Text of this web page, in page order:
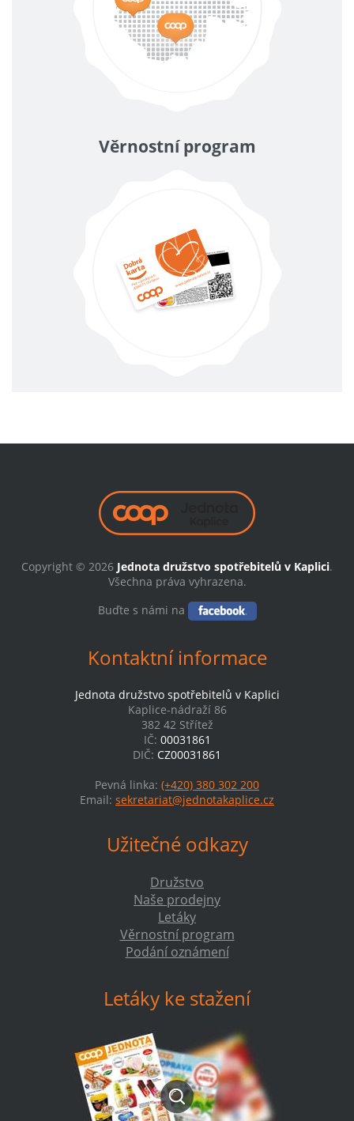
Věrnostní program
Copyright © 2026 Jednota družstvo spotřebitelů v Kaplici.
Všechna práva vyhrazena.
Buďte s námi na
Kontaktní informace
Jednota družstvo spotřebitelů v Kaplici
Kaplice-nádraží 86
382 42 Střítež
IČ: 00031861
DIČ: CZ00031861
Pevná linka: (+420) 380 302 200
Email: sekretariat@jednotakaplice.cz
Užitečné odkazy
Družstvo
Naše prodejny
Letáky
Věrnostní program
Podání oznámení
Letáky ke stažení